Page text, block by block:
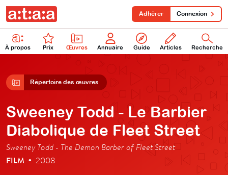
À propos Prix Œuvres Annuaire Guide Articles Recherche
Adhérer Connexion
Répertoire des œuvres
Sweeney Todd - Le Barbier
Diabolique de Fleet Street
Sweeney Todd - The Demon Barber of Fleet Street
FILM • 2008